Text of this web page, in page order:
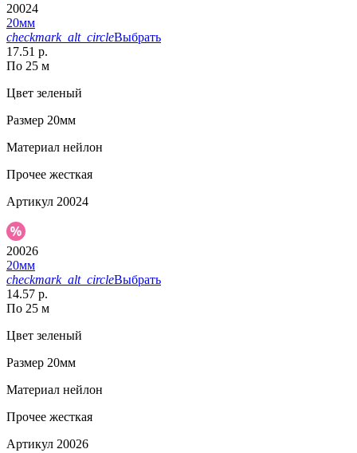
20024
20мм
checkmark_alt_circleВыбрать
17.51 р.
По 25 м
Цвет зеленый
Размер 20мм
Материал нейлон
Прочее жесткая
Артикул 20024
20026
20мм
checkmark_alt_circleВыбрать
14.57 р.
По 25 м
Цвет зеленый
Размер 20мм
Материал нейлон
Прочее жесткая
Артикул 20026